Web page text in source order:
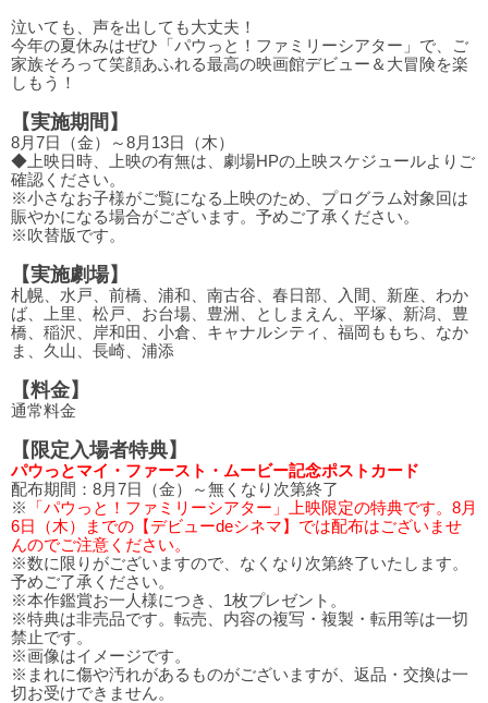
泣いても、声を出しても大丈夫！
今年の夏休みはぜひ「パウっと！ファミリーシアター」で、ご
家族そろって笑顔あふれる最高の映画館デビュー＆大冒険を楽
しもう！
【実施期間】
8月7日（金）～8月13日（木）
◆上映日時、上映の有無は、劇場HPの上映スケジュールよりご
確認ください。
※小さなお子様がご覧になる上映のため、プログラム対象回は
賑やかになる場合がございます。予めご了承ください。
※吹替版です。
【実施劇場】
札幌、水戸、前橋、浦和、南古谷、春日部、入間、新座、わか
ば、上里、松戸、お台場、豊洲、としまえん、平塚、新潟、豊
橋、稲沢、岸和田、小倉、キャナルシティ、福岡ももち、なか
ま、久山、長崎、浦添
【料金】
通常料金
【限定入場者特典】
パウっとマイ・ファースト・ムービー記念ポストカード
配布期間：8月7日（金）～無くなり次第終了
※
「パウっと！ファミリーシアター」上映限定の特典です。8月
6日（木）までの【デビューdeシネマ】では配布はございませ
んのでご注意ください。
※数に限りがございますので、なくなり次第終了いたします。
予めご了承ください。
※本作鑑賞お一人様につき、1枚プレゼント。
※特典は非売品です。転売、内容の複写・複製・転用等は一切
禁止です。
※画像はイメージです。
※まれに傷や汚れがあるものがございますが、返品・交換は一
切お受けできません。